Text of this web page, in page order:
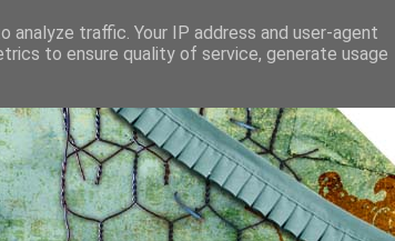
traffic. Your IP address and user-agent
to ensure quality of service, generate usage